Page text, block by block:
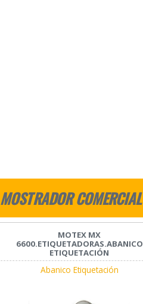
MOSTRADOR COMERCIAL
MOTEX MX
6600.ETIQUETADORAS.ABANICO
ETIQUETACIÓN
Abanico Etiquetación